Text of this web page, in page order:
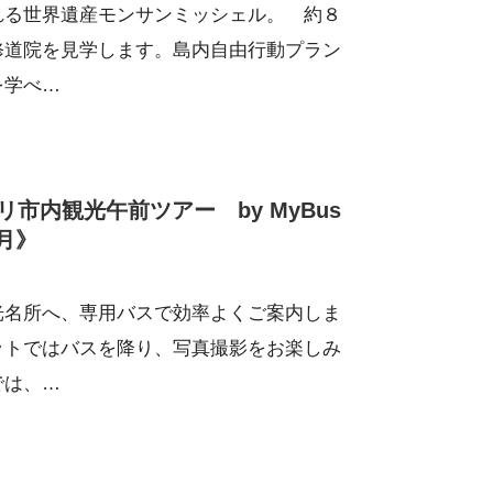
世界遺産モンサンミッシェル。 約８
院を見学します。島内自由行動プラン
学べ…
市内観光午前ツアー by MyBus
》
所へ、専用バスで効率よくご案内しま
ではバスを降り、写真撮影をお楽しみ
は、…